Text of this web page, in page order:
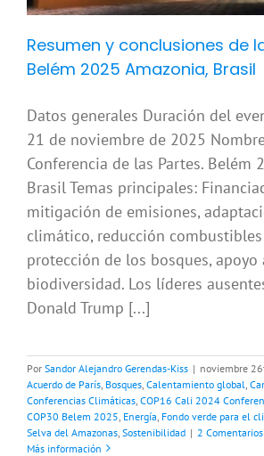
Resumen y conclusiones de
Belém 2025 Amazonia, Brasil
Datos generales Duración del
21 de noviembre de 2025
Conferencia de las Partes. Belém
Brasil Temas principales:
mitigación de emisiones,
climático, reducción
protección de los bosques, apoyo
biodiversidad. Los líderes
Donald Trump [...]
Por Sandor Alejandro Gerendas-Kiss | noviembre
Acuerdo de París Bosques Calentamiento global
Conferencias Climáticas COP16 Cali 2024
COP30 Belem 2025 Energía Fondo verde para el
Selva del Amazonas Sostenibilidad | 2 Comentarios
Más información